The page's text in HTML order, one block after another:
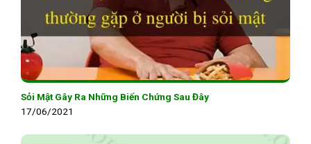
Sỏi Mật Gây Ra Những Biến Chứng Sau Đây
17/06/2021